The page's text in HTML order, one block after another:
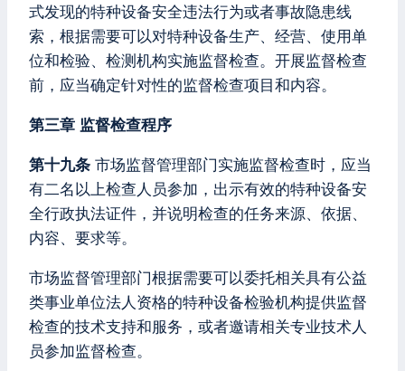
式发现的特种设备安全违法行为或者事故隐患线
索，根据需要可以对特种设备生产、经营、使用单
位和检验、检测机构实施监督检查。开展监督检查
前，应当确定针对性的监督检查项目和内容。
第三章 监督检查程序
第十九条 市场监督管理部门实施监督检查时，应当
有二名以上检查人员参加，出示有效的特种设备安
全行政执法证件，并说明检查的任务来源、依据、
内容、要求等。
市场监督管理部门根据需要可以委托相关具有公益
类事业单位法人资格的特种设备检验机构提供监督
检查的技术支持和服务，或者邀请相关专业技术人
员参加监督检查。